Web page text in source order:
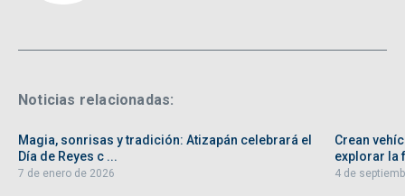
Noticias relacionadas:
Magia, sonrisas y tradición: Atizapán celebrará el
Día de Reyes c ...
7 de enero de 2026
Crean
explorar la
4 de